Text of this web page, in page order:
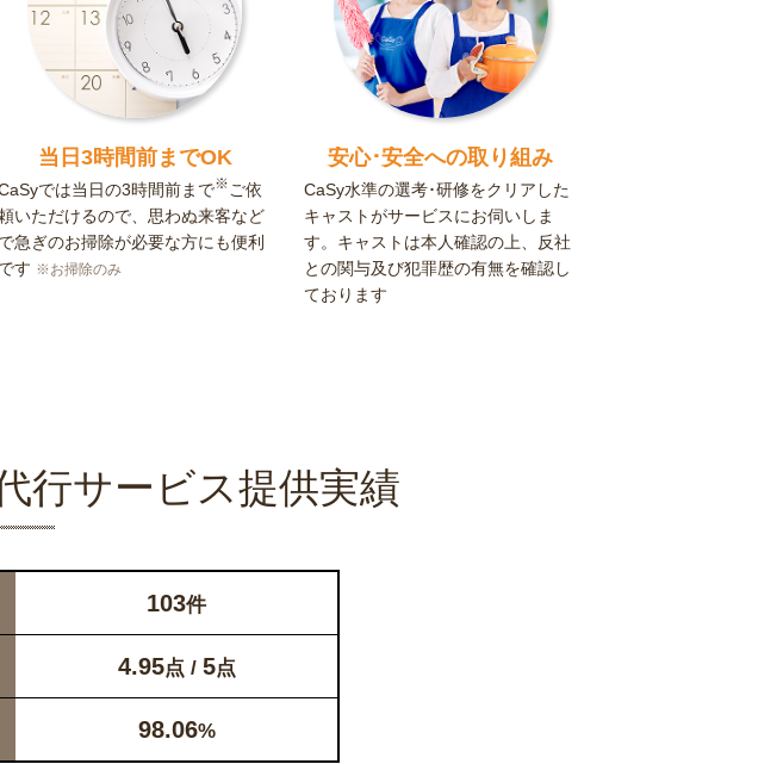
当日3時間前までOK
では当日の3時間前まで※ ご依
頼いただけるので、思わぬ来客など
で急ぎのお掃除が必要な方にも便利
です ※お掃除のみ
安心･安全への取り組み
CaSy水準の選考･研修をクリアした
キャストがサービスにお伺いしま
す。キャストは本人確認の上、反社
との関与及び犯罪歴の有無を確認し
ております
行サービス提供実績
103件
4.95点 / 5点
98.06%